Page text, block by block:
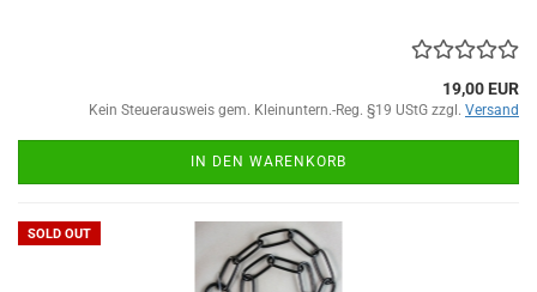
19,00 EUR
Kein Steuerausweis gem. Kleinuntern.-Reg. §19 UStG zzgl. Versand
IN DEN WARENKORB
SOLD OUT